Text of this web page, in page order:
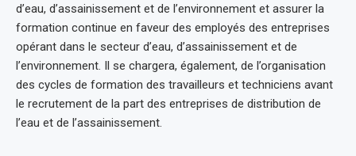
d’eau, d’assainissement et de l’environnement et assurer la
formation continue en faveur des employés des entreprises
opérant dans le secteur d’eau, d’assainissement et de
l’environnement. Il se chargera, également, de l’organisation
des cycles de formation des travailleurs et techniciens avant
le recrutement de la part des entreprises de distribution de
l’eau et de l’assainissement.